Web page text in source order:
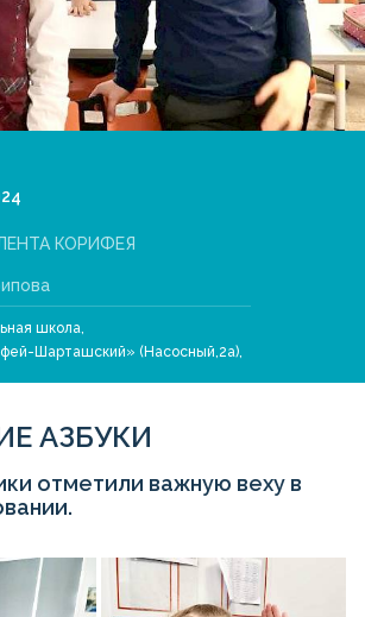
КОРИФЕЯ
школа,
Шарташский» (Насосный,2а),
АЗБУКИ
отметили важную веху в